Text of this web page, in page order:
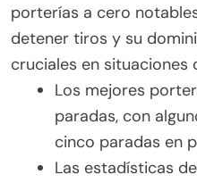
porterías a cero
detener tiros y su
cruciales en situaciones
Los mejores
paradas, con
cinco paradas en
Las estadísticas